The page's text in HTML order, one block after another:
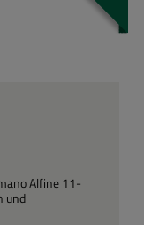
Alfine 11-
und